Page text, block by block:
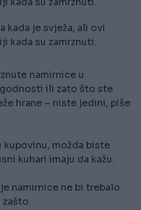
kada je svježa, ali ovi
kada su zamrznuti.
namirnice u
ili zato što ste
hrane – niste jedini, piše
možda biste
kuhari imaju da kažu.
namirnice ne bi trebalo